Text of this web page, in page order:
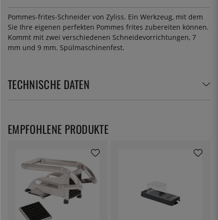
Pommes-frites-Schneider von Zyliss. Ein Werkzeug, mit dem
Sie Ihre eigenen perfekten Pommes frites zubereiten können.
Kommt mit zwei verschiedenen Schneidevorrichtungen, 7
mm und 9 mm. Spülmaschinenfest.
TECHNISCHE DATEN
EMPFOHLENE PRODUKTE